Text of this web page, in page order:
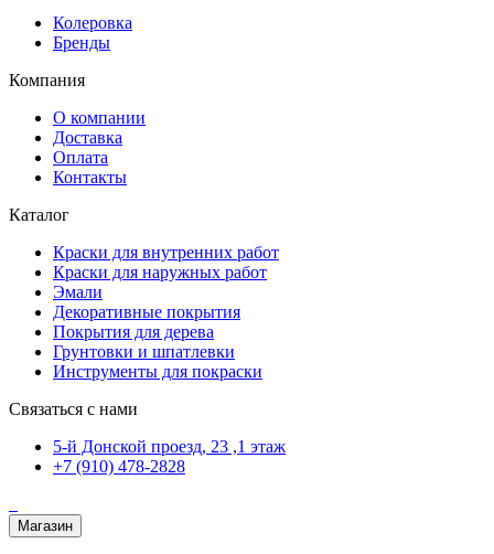
Колеровка
Бренды
Компания
О компании
Доставка
Оплата
Контакты
Каталог
Краски для внутренних работ
Краски для наружных работ
Эмали
Декоративные покрытия
Покрытия для дерева
Грунтовки и шпатлевки
Инструменты для покраски
Связаться с нами
5-й Донской проезд, 23 ,1 этаж
+7 (910) 478-2828
Магазин